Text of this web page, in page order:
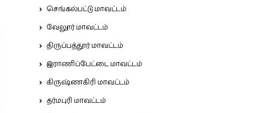
செங்கல்பட்டு மாவட்டம்
வேலூர் மாவட்டம்
திருப்பத்தூர் மாவட்டம்
இராணிப்பேட்டை மாவட்டம்
கிருஷ்ணகிரி மாவட்டம்
தர்மபுரி மாவட்டம்